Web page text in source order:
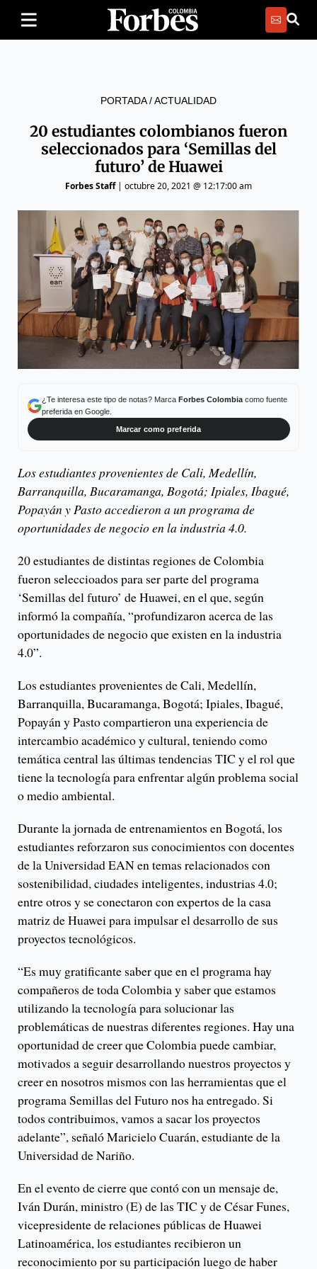
PORTADA/ACTUALIDAD
20 estudiantes colombianos fueron
seleccionados para ‘Semillas del
futuro’ de Huawei
Forbes Staff| octubre 20, 2021 @ 12:17:00 am
¿Te interesa este tipo de notas? Marca Forbes Colombiacomo fuente
preferida en Google.
Marcar como preferida
Los estudiantes provenientes de Cali, Medellín,
Barranquilla, Bucaramanga, Bogotá; Ipiales, Ibagué,
Popayán y Pasto accedieron a un programa de
oportunidades de negocio en la industria 4.0.
20 estudiantes de distintas regiones de Colombia
fueron seleccioados para ser parte del programa
‘Semillas del futuro’ de Huawei, en el que, según
informó la compañía, “profundizaron acerca de las
oportunidades de negocio que existen en la industria
4.0”.
Los estudiantes provenientes de Cali, Medellín,
Barranquilla, Bucaramanga, Bogotá; Ipiales, Ibagué,
Popayán y Pasto compartieron una experiencia de
intercambio académico y cultural, teniendo como
temática central las últimas tendencias TIC y el rol que
tiene la tecnología para enfrentar algún problema social
o medio ambiental.
Durante la jornada de entrenamientos en Bogotá, los
estudiantes reforzaron sus conocimientos con docentes
de la Universidad EAN en temas relacionados con
sostenibilidad, ciudades inteligentes, industrias 4.0;
entre otros y se conectaron con expertos de la casa
matriz de Huawei para impulsar el desarrollo de sus
proyectos tecnológicos.
“Es muy gratificante saber que en el programa hay
compañeros de toda Colombia y saber que estamos
utilizando la tecnología para solucionar las
problemáticas de nuestras diferentes regiones. Hay una
oportunidad de creer que Colombia puede cambiar,
motivados a seguir desarrollando nuestros proyectos y
creer en nosotros mismos con las herramientas que el
programa Semillas del Futuro nos ha entregado. Si
todos contribuimos, vamos a sacar los proyectos
adelante”, señaló Maricielo Cuarán, estudiante de la
Universidad de Nariño.
En el evento de cierre que contó con un mensaje de,
Iván Durán, ministro (E) de las TIC y de César Funes,
vicepresidente de relaciones públicas de Huawei
Latinoamérica, los estudiantes recibieron un
reconocimiento por su participación luego de haber